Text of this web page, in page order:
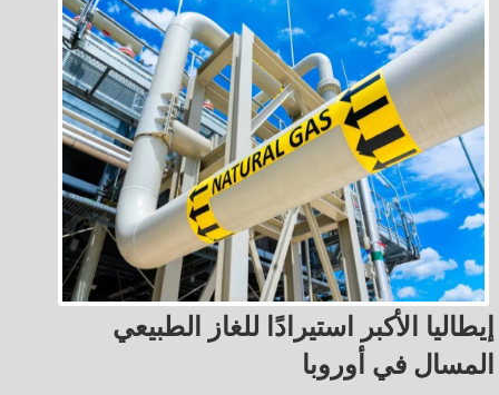
إيطاليا الأكبر استيرادًا للغاز الطبيعي
المسال في أوروبا